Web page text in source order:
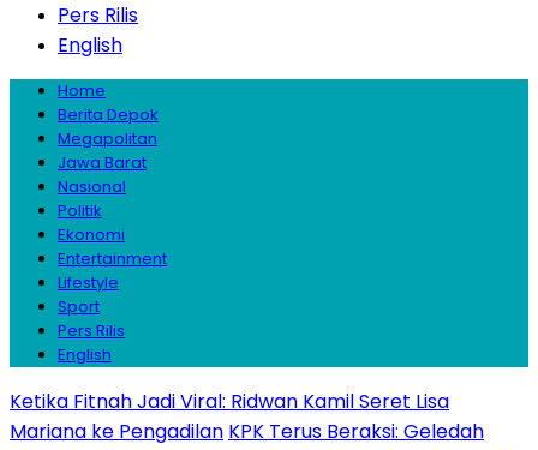
Pers Rilis
English
Home
Berita Depok
Megapolitan
Jawa Barat
Nasional
Politik
Ekonomi
Entertainment
Lifestyle
Sport
Pers Rilis
English
Ketika Fitnah Jadi Viral: Ridwan Kamil Seret Lisa
Mariana ke Pengadilan KPK Terus Beraksi: Geledah